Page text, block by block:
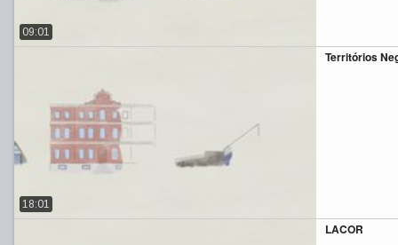
09:01
Territórios
18:01
LACOR